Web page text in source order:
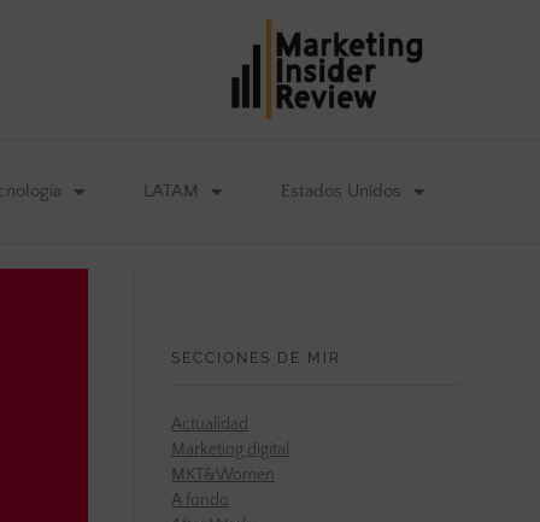
LATAM Estados Unidos
SECCIONES DE MIR
Actualidad
Marketing digital
MKT&Women
A fondo